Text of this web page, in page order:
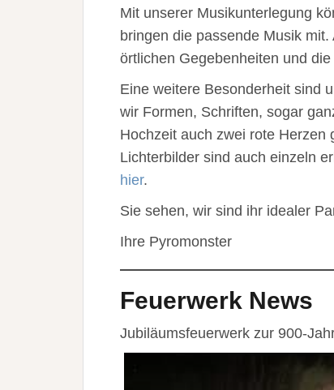
Mit unserer Musikunterlegung
bringen die passende Musik
örtlichen Gegebenheiten und
Eine weitere Besonderheit sind
wir Formen, Schriften, sogar
Hochzeit auch zwei rote Herzen
Lichterbilder sind auch einzeln
hier.
Sie sehen, wir sind ihr idealer
Ihre Pyromonster
Feuerwerk News
Jubiläumsfeuerwerk zur 900-